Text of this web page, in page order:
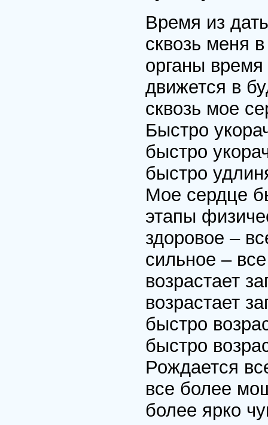
Время из
сквозь меня
органы
движется в
сквозь мое
Быстро
быстро
быстро
Мое сердце
этапы
здоровое –
сильное –
возрастает
возрастает
быстро
быстро
Рождается
все более
более ярко